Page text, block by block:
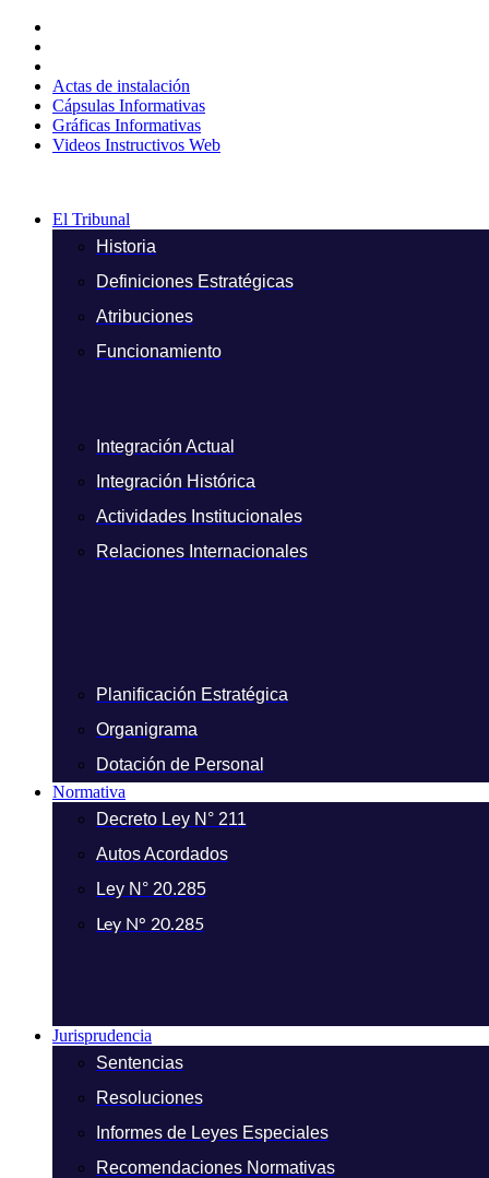
contenido
Actas de instalación
Cápsulas Informativas
Gráficas Informativas
Videos Instructivos Web
El Tribunal
Historia
Definiciones Estratégicas
Atribuciones
Funcionamiento
Integración Actual
Integración Histórica
Actividades Institucionales
Relaciones Internacionales
Planificación Estratégica
Organigrama
Dotación de Personal
Normativa
Decreto Ley N° 211
Autos Acordados
Ley N° 20.285
Ley N° 20.285
Jurisprudencia
Sentencias
Resoluciones
Informes de Leyes Especiales
Recomendaciones Normativas